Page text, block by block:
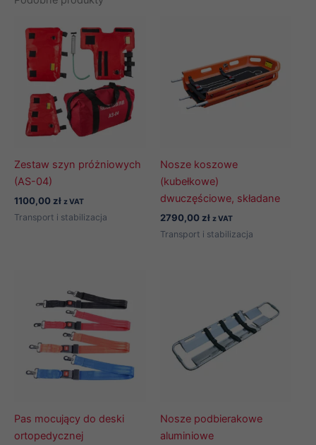
Zestaw szyn próżniowych
(AS-04)
1100,00 zł z VAT
Transport i stabilizacja
Nosze koszowe
(kubełkowe)
dwuczęściowe, składane
2790,00 zł z VAT
Transport i stabilizacja
Pas mocujący do deski
ortopedycznej
Nosze podbierakowe
aluminiowe